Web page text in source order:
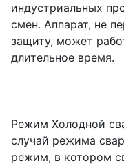
индустриальных
смен. Аппарат, не
защиту, может
длительное время.
Режим Холодной
случай режима
режим, в котором